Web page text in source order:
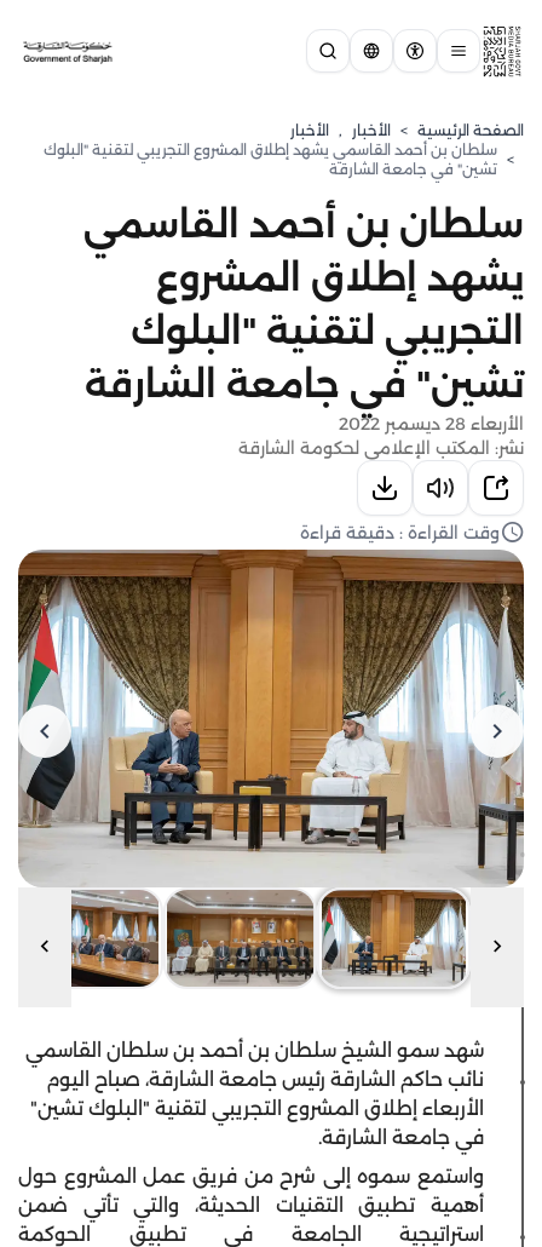
الصفحة الرئيسية > الأخبار , الأخبار
>
سلطان بن أحمد القاسمي يشهد إطلاق المشروع التجريبي لتقنية "البلوك
تشين" في جامعة الشارقة
سلطان بن أحمد القاسمي
يشهد إطلاق المشروع
التجريبي لتقنية "البلوك
تشين" في جامعة الشارقة
الأربعاء 28 ديسمبر 2022
نشر: المكتب الإعلامي لحكومة الشارقة
وقت القراءة : دقيقة قراءة
شهد سمو الشيخ سلطان بن أحمد بن سلطان القاسمي
نائب حاكم الشارقة رئيس جامعة الشارقة، صباح اليوم
الأربعاء إطلاق المشروع التجريبي لتقنية "البلوك تشين"
في جامعة الشارقة.
واستمع سموه إلى شرح من فريق عمل المشروع حول
أهمية تطبيق التقنيات الحديثة، والتي تأتي ضمن
استراتيجية الجامعة في تطبيق الحوكمة